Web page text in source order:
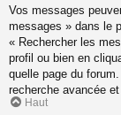
Vos messages
messages » dans le
« Rechercher les
profil ou bien en
quelle page du
recherche avancée
Haut